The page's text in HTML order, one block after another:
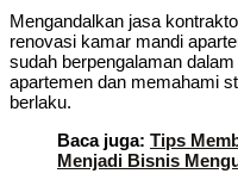
Mengandalkan jasa
renovasi kamar mandi
sudah berpengalaman
apartemen dan memahami
berlaku.
Baca juga: Tips
Menjadi Bisnis